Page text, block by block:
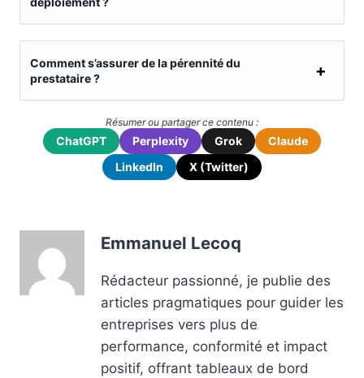
Comment s’assurer de la pérennité du
prestataire ?
Résumer ou partager ce contenu :
ChatGPT Perplexity Grok
Claude
LinkedIn
X (Twitter)
Emmanuel Lecoq
Rédacteur passionné, je publie des
articles pragmatiques pour guider les
entreprises vers plus de
performance, conformité et impact
positif, offrant tableaux de bord